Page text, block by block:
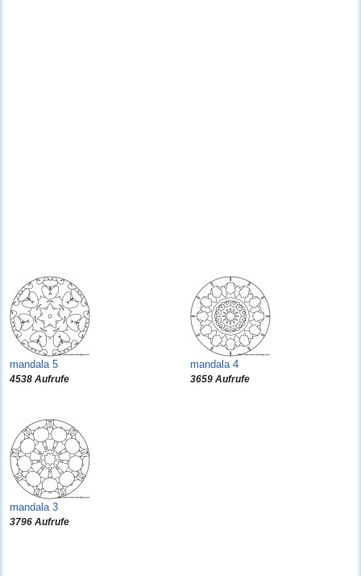
mandala 5
4538 Aufrufe
mandala 4
3659 Aufrufe
mandala 3
3796 Aufrufe